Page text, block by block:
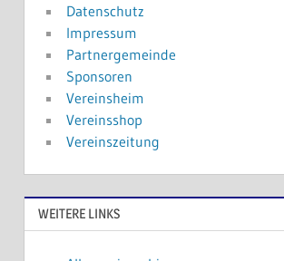
Datenschutz
Impressum
Partnergemeinde
Sponsoren
Vereinsheim
Vereinsshop
Vereinszeitung
WEITERE LINKS